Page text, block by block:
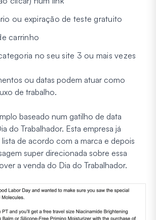
ou expiração de teste gratuito
carrinho
no seu site 3 ou mais vezes
ou datas podem atuar como
de trabalho.
baseado num gatilho de data
do Trabalhador. Esta empresa já
de acordo com a marca e depois
super direcionada sobre essa
a venda do Dia do Trabalhador.